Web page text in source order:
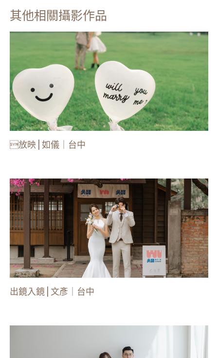
其他相關攝影作品
放映 | 如儀｜台中
出鏡入鏡 | 文彥｜台中